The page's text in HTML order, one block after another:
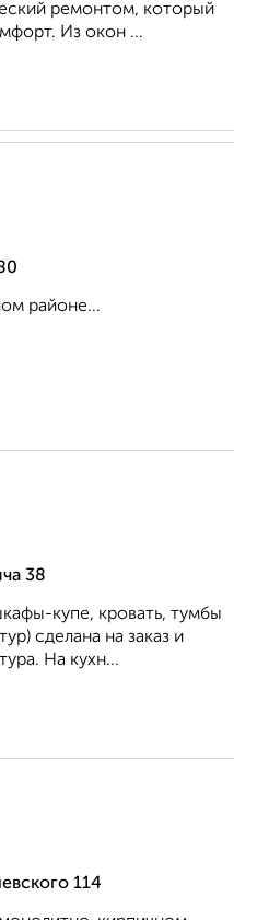
ремонтом, который
Из окон ...
районе...
38
купе, кровать, тумбы
сделана на заказ и
На кухн...
114